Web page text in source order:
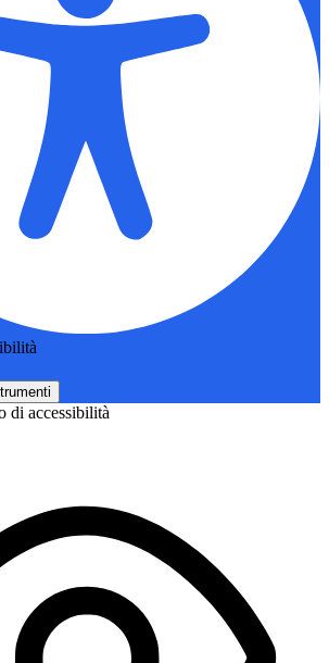
di accessibilità